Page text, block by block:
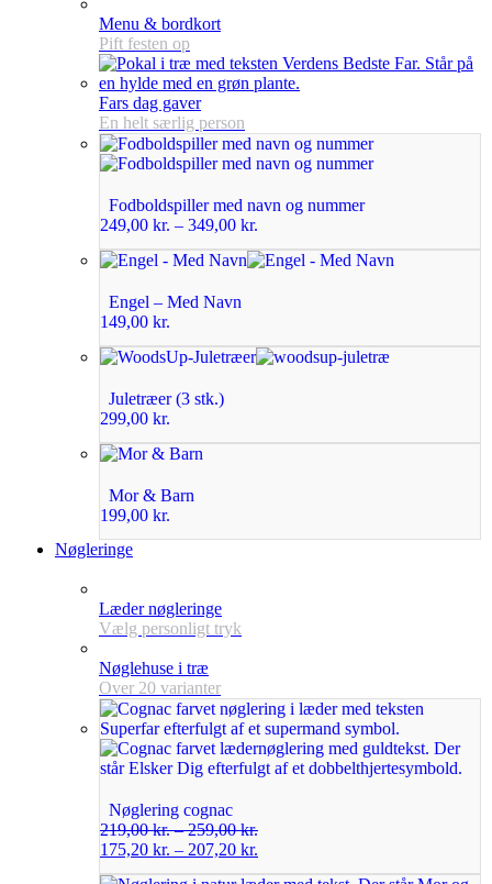
Menu & bordkort
Pift festen op
Fars dag gaver
En helt særlig person
Fodboldspiller med navn og nummer
249,00 kr. – 349,00 kr.
Engel – Med Navn
149,00 kr.
Juletræer (3 stk.)
299,00 kr.
Mor & Barn
199,00 kr.
Nøgleringe
Læder nøgleringe
Vælg personligt tryk
Nøglehuse i træ
Over 20 varianter
Nøglering cognac
219,00kr.–259,00kr.
175,20 kr. – 207,20 kr.